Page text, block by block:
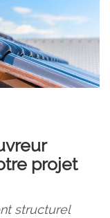
projet
structurel